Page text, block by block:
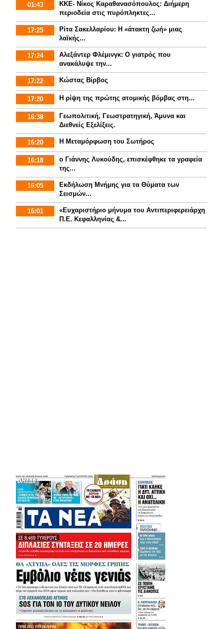
01:43
ΚΚΕ- Νίκος Καραθανασόπουλος: Διήμερη
περιοδεία στις πυρόπληκτες...
17:25
Ρίτα Σακελλαρίου: Η «άτακτη ζωή» μιας
λαϊκής...
17:24
Αλεξάντερ Φλέμινγκ: Ο γιατρός που
ανακάλυψε την...
17:22 Κώστας Βίρβος
17:20 Η ρίψη της πρώτης ατομικής βόμβας στη...
16:38
Γεωπολιτική, Γεωστρατηγική, Άμυνα και
Διεθνείς Εξελίξεις.
16:20 Η Μεταμόρφωση του Σωτήρος
16:18
ο Γιάννης Λυκούδης, επισκέφθηκε τα γραφεία
της...
16:05
Εκδήλωση Μνήμης για τα Θύματα των
Σεισμών...
16:01
«Ευχαριστήριο μήνυμα του Αντιπεριφερειάρχη
Π.Ε. Κεφαλληνίας &...